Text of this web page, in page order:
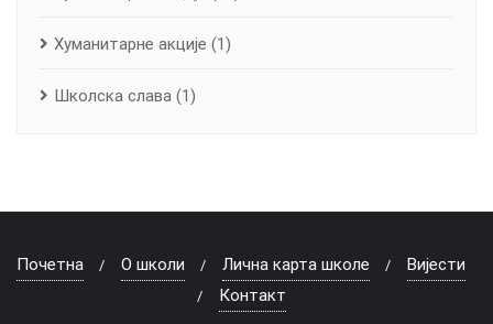
Хуманитарне акције (1)
Школска слава (1)
Почетна О школи Лична карта школе
Вијести
Контакт